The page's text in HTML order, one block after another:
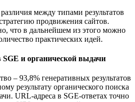
между типами результатов
продвижения сайтов.
что в дальнейшем из этого можно
практических идей.
SGE и органической выдачи
– 93,8% генеративных результатов
результату органического поиска
URL-адреса в SGE-ответах точно